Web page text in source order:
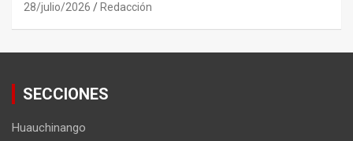
28/julio/2026 Redacción
SECCIONES
Huauchinango